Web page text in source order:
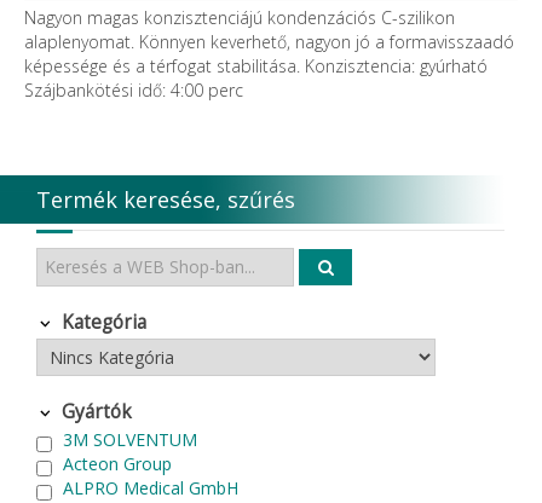
Nagyon magas konzisztenciájú kondenzációs C-szilikon
alaplenyomat. Könnyen keverhető, nagyon jó a formavisszaadó
képessége és a térfogat stabilitása. Konzisztencia: gyúrható
Szájbankötési idő: 4:00 perc
Termék keresése, szűrés
Kategória
Gyártók
3M SOLVENTUM
Acteon Group
ALPRO Medical GmbH